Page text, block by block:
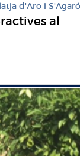
d'Aro i S'Agaró
al